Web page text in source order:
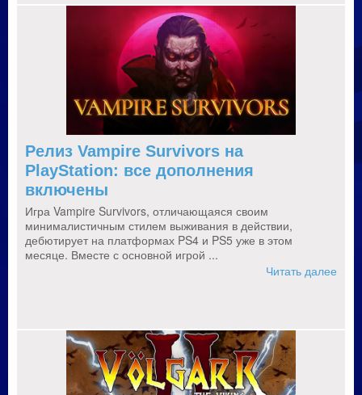
Релиз Vampire Survivors на
PlayStation: все дополнения
включены
Игра Vampire Survivors, отличающаяся своим
минималистичным стилем выживания в действии,
дебютирует на платформах PS4 и PS5 уже в этом
месяце. Вместе с основной игрой ...
Читать далее